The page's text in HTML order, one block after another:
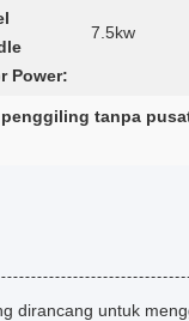
Power:
7.5kw
tanpa
dirancang untuk